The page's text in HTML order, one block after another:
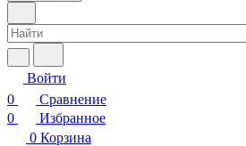
Войти
0
Сравнение
0
Избранное
0 Корзина